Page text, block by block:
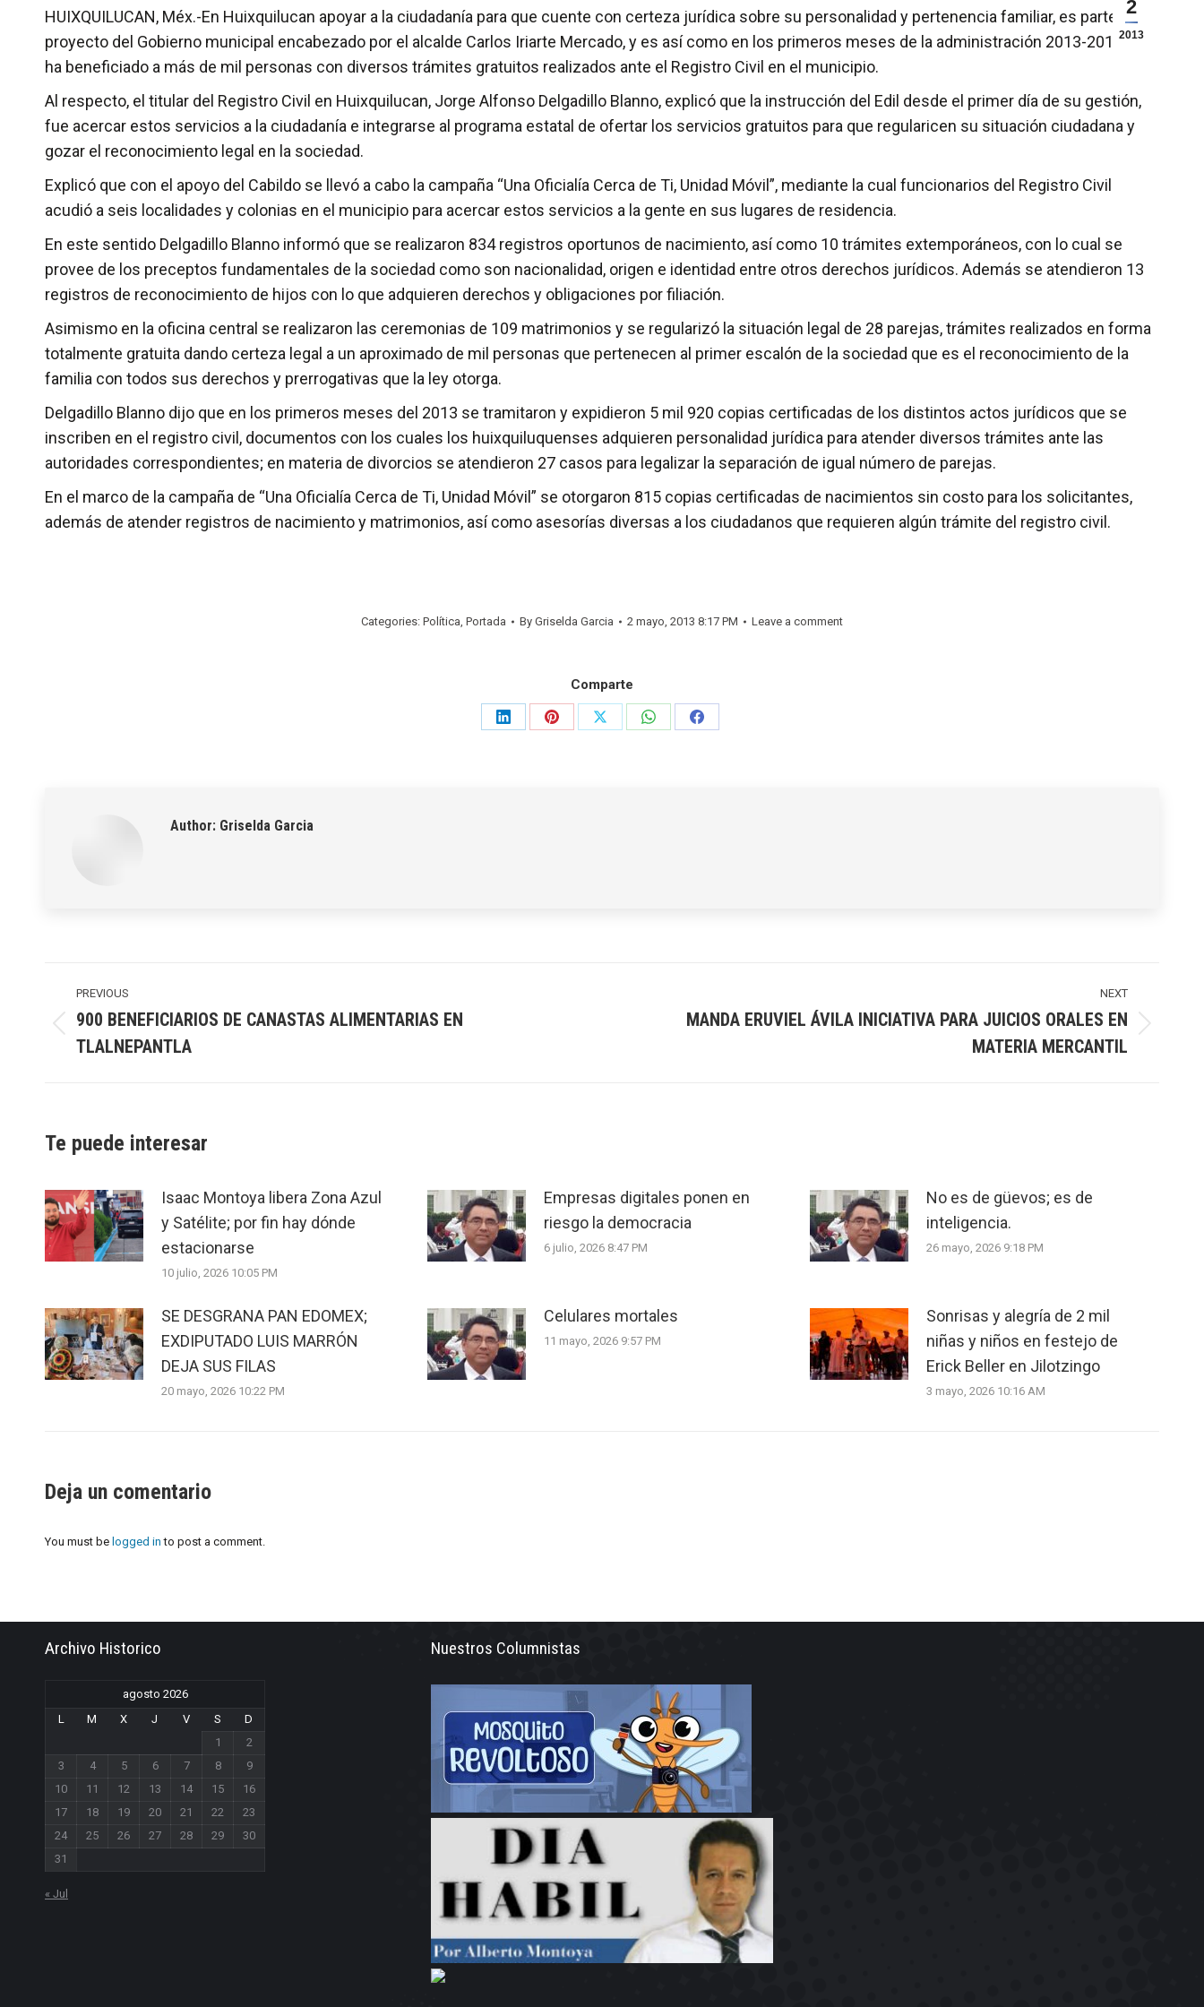
2
2013
HUIXQUILUCAN, Méx.-En Huixquilucan apoyar a la ciudadanía para que cuente con certeza jurídica sobre su personalidad y pertenencia familiar, es parte del
proyecto del Gobierno municipal encabezado por el alcalde Carlos Iriarte Mercado, y es así como en los primeros meses de la administración 2013-2015 se
ha beneficiado a más de mil personas con diversos trámites gratuitos realizados ante el Registro Civil en el municipio.
Al respecto, el titular del Registro Civil en Huixquilucan, Jorge Alfonso Delgadillo Blanno, explicó que la instrucción del Edil desde el primer día de su gestión,
fue acercar estos servicios a la ciudadanía e integrarse al programa estatal de ofertar los servicios gratuitos para que regularicen su situación ciudadana y
gozar el reconocimiento legal en la sociedad.
Explicó que con el apoyo del Cabildo se llevó a cabo la campaña “Una Oficialía Cerca de Ti, Unidad Móvil”, mediante la cual funcionarios del Registro Civil
acudió a seis localidades y colonias en el municipio para acercar estos servicios a la gente en sus lugares de residencia.
En este sentido Delgadillo Blanno informó que se realizaron 834 registros oportunos de nacimiento, así como 10 trámites extemporáneos, con lo cual se
provee de los preceptos fundamentales de la sociedad como son nacionalidad, origen e identidad entre otros derechos jurídicos. Además se atendieron 13
registros de reconocimiento de hijos con lo que adquieren derechos y obligaciones por filiación.
Asimismo en la oficina central se realizaron las ceremonias de 109 matrimonios y se regularizó la situación legal de 28 parejas, trámites realizados en forma
totalmente gratuita dando certeza legal a un aproximado de mil personas que pertenecen al primer escalón de la sociedad que es el reconocimiento de la
familia con todos sus derechos y prerrogativas que la ley otorga.
Delgadillo Blanno dijo que en los primeros meses del 2013 se tramitaron y expidieron 5 mil 920 copias certificadas de los distintos actos jurídicos que se
inscriben en el registro civil, documentos con los cuales los huixquiluquenses adquieren personalidad jurídica para atender diversos trámites ante las
autoridades correspondientes; en materia de divorcios se atendieron 27 casos para legalizar la separación de igual número de parejas.
En el marco de la campaña de “Una Oficialía Cerca de Ti, Unidad Móvil” se otorgaron 815 copias certificadas de nacimientos sin costo para los solicitantes,
además de atender registros de nacimiento y matrimonios, así como asesorías diversas a los ciudadanos que requieren algún trámite del registro civil.
Categories: Política, Portada By Griselda Garcia 2 mayo, 2013 8:17 PM Leave a comment
Comparte
Share
Share
Share
Share
Share
Author: Griselda Garcia
navigation
PREVIOUS
post:
900 BENEFICIARIOS DE CANASTAS ALIMENTARIAS EN
TLALNEPANTLA
NEXT
MANDA ERUVIEL ÁVILA INICIATIVA PARA JUICIOS ORALES EN
MATERIA MERCANTIL
Te puede interesar
Isaac Montoya libera Zona Azul
y Satélite; por fin hay dónde
estacionarse
10 julio, 2026 10:05 PM
Empresas digitales ponen en
riesgo la democracia
6 julio, 2026 8:47 PM
No es de güevos; es de
inteligencia.
26 mayo, 2026 9:18 PM
SE DESGRANA PAN EDOMEX;
EXDIPUTADO LUIS MARRÓN
DEJA SUS FILAS
20 mayo, 2026 10:22 PM
Celulares mortales
11 mayo, 2026 9:57 PM
Sonrisas y alegría de 2 mil
niñas y niños en festejo de
Erick Beller en Jilotzingo
3 mayo, 2026 10:16 AM
Deja un comentario
You must be logged in to post a comment.
Archivo Historico
agosto 2026
L
M X J V S
D
1
2
3
4 5 6 7 8
9
10
11 12 13 14 15
16
17
18 19 20 21 22
23
24
25 26 27 28 29
30
31
« Jul
Nuestros Columnistas